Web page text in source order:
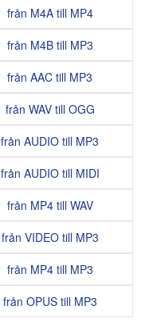
från M4A till MP4
från M4B till MP3
från AAC till MP3
från WAV till OGG
från AUDIO till MP3
från AUDIO till MIDI
från MP4 till WAV
från VIDEO till MP3
från MP4 till MP3
från OPUS till MP3